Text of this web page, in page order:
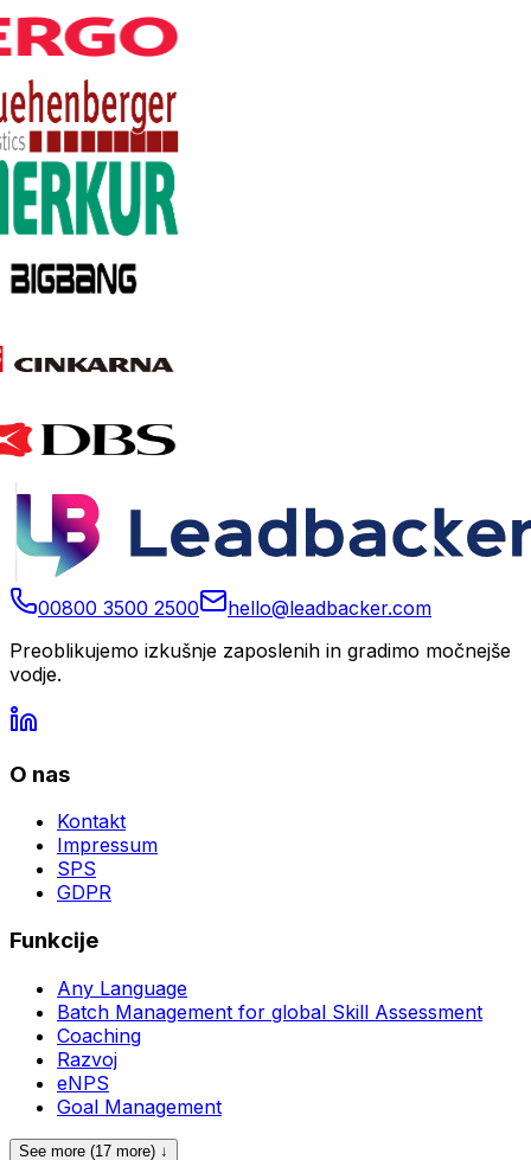
00800 3500 2500
hello@leadbacker.com
Preoblikujemo izkušnje zaposlenih in gradimo močnejše
vodje.
O nas
Kontakt
Impressum
SPS
GDPR
Funkcije
Any Language
Batch Management for global Skill Assessment
Coaching
Razvoj
eNPS
Goal Management
See more (17 more) ↓